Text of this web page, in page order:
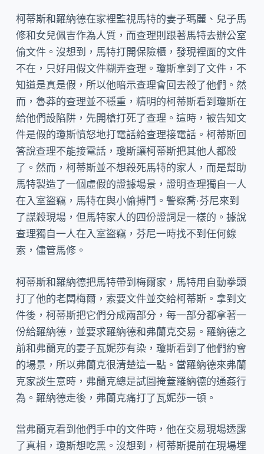
柯蒂斯和羅納德在家裡監視馬特的妻子瑪麗、兒子馬
修和女兒佩吉作為人質，而查理則跟著馬特去辦公室
偷文件。沒想到，馬特打開保險櫃，發現裡面的文件
不在，只好用假文件糊弄查理。瓊斯拿到了文件，不
知道是真是假，所以他暗示查理會回去殺了他們。然
而，魯莽的查理並不穩重，精明的柯蒂斯看到瓊斯在
給他們設陷阱，先開槍打死了查理。這時，被告知文
件是假的瓊斯憤怒地打電話給查理接電話。柯蒂斯回
答說查理不能接電話，瓊斯讓柯蒂斯把其他人都殺
了。然而，柯蒂斯並不想殺死馬特的家人，而是幫助
馬特製造了一個虛假的證據場景，證明查理獨自一人
在入室盜竊，馬特在與小偷搏鬥。警察喬·芬尼來到
了謀殺現場，但馬特家人的四份證詞是一樣的。據說
查理獨自一人在入室盜竊，芬尼一時找不到任何線
索，儘管馬修。
柯蒂斯和羅納德把馬特帶到梅爾家，馬特用自動拳頭
打了他的老闆梅爾，索要文件並交給柯蒂斯。拿到文
件後，柯蒂斯把它們分成兩部分，每一部分都拿著一
份給羅納德，並要求羅納德和弗蘭克交易。羅納德之
前和弗蘭克的妻子瓦妮莎有染，瓊斯看到了他們約會
的場景，所以弗蘭克很清楚這一點。當羅納德來弗蘭
克家談生意時，弗蘭克總是試圖掩蓋羅納德的通姦行
為。羅納德走後，弗蘭克痛打了瓦妮莎一頓。
當弗蘭克看到他們手中的文件時，他在交易現場透露
了真相，瓊斯想吃黑。沒想到，柯蒂斯提前在現場埋